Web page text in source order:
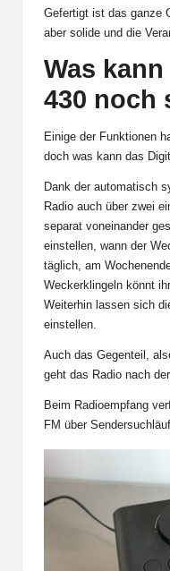
Gefertigt ist das ganze
aber solide und die
Was
430 noch
Einige der Funktionen
doch was kann das
Dank der automatisch
Radio auch über zwei
separat voneinander
einstellen, wann der
täglich, am
Weckerklingeln könnt
Weiterhin lassen sich
einstellen.
Auch das Gegenteil,
geht das Radio nach
Beim Radioempfang
FM über